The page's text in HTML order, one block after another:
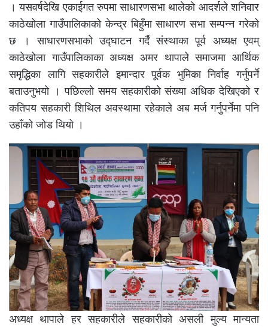
। यसवर्षदेखि एकाईगत रुपमा साधारणसभा थालेको आदर्शले शनिवार
काठेखोला गाउँपालिकाको केन्द्र बिहुँमा साधारण सभा सम्पन्न गरेको
छ । साधारणसभाको उद्घाटन गर्दै संस्थाका पूर्व अध्यक्ष एवम्
काठेखोला गाउँपालिकाका अध्यक्ष अमर थापाले समाजमा आर्थिक
समृद्धिका लागि सहकारीले इमान्दार पूर्वक भुमिका निर्वाह गर्नुपर्ने
बताउनुभयो । पछिल्लो समय सहकारीको संख्या अधिक देखिएको र
कतिपय सहकारी शिथिल अवस्थामा रहेकाले अब मर्ज गर्नुपर्नेमा पनि
उहाँको जोड थियो ।
अध्यक्ष थापाले हर सहकारीले सहकारीको असली मुल्य मान्यता